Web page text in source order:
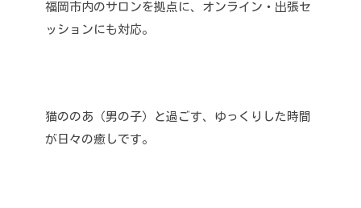
福岡市内のサロンを拠点に、オンライン・出張セ
ッションにも対応。
猫ののあ（男の子）と過ごす、ゆっくりした時間
が日々の癒しです。